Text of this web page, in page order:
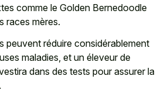
comme le Golden Bernedoodle
races mères.
peuvent réduire considérablement
maladies, et un éleveur de
dans des tests pour assurer la